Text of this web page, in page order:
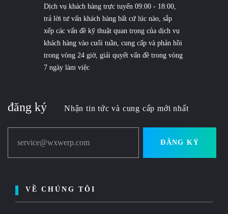
Dịch vụ khách hàng trực tuyến 09:00 - 18:00,
trả lời tư vấn khách hàng bất cứ lúc nào, sắp
xếp các vấn đề kỹ thuật quan trọng của dịch vụ
khách hàng vào cuối tuần, cung cấp và phản hồi
trong vòng 24 giờ, giải quyết vấn đề trong vòng
7 ngày làm việc
đăng ký Nhận tin tức và cung cấp mới nhất
service@wxwerp.com ĐĂNG KÝ
VỀ CHÚNG TÔI